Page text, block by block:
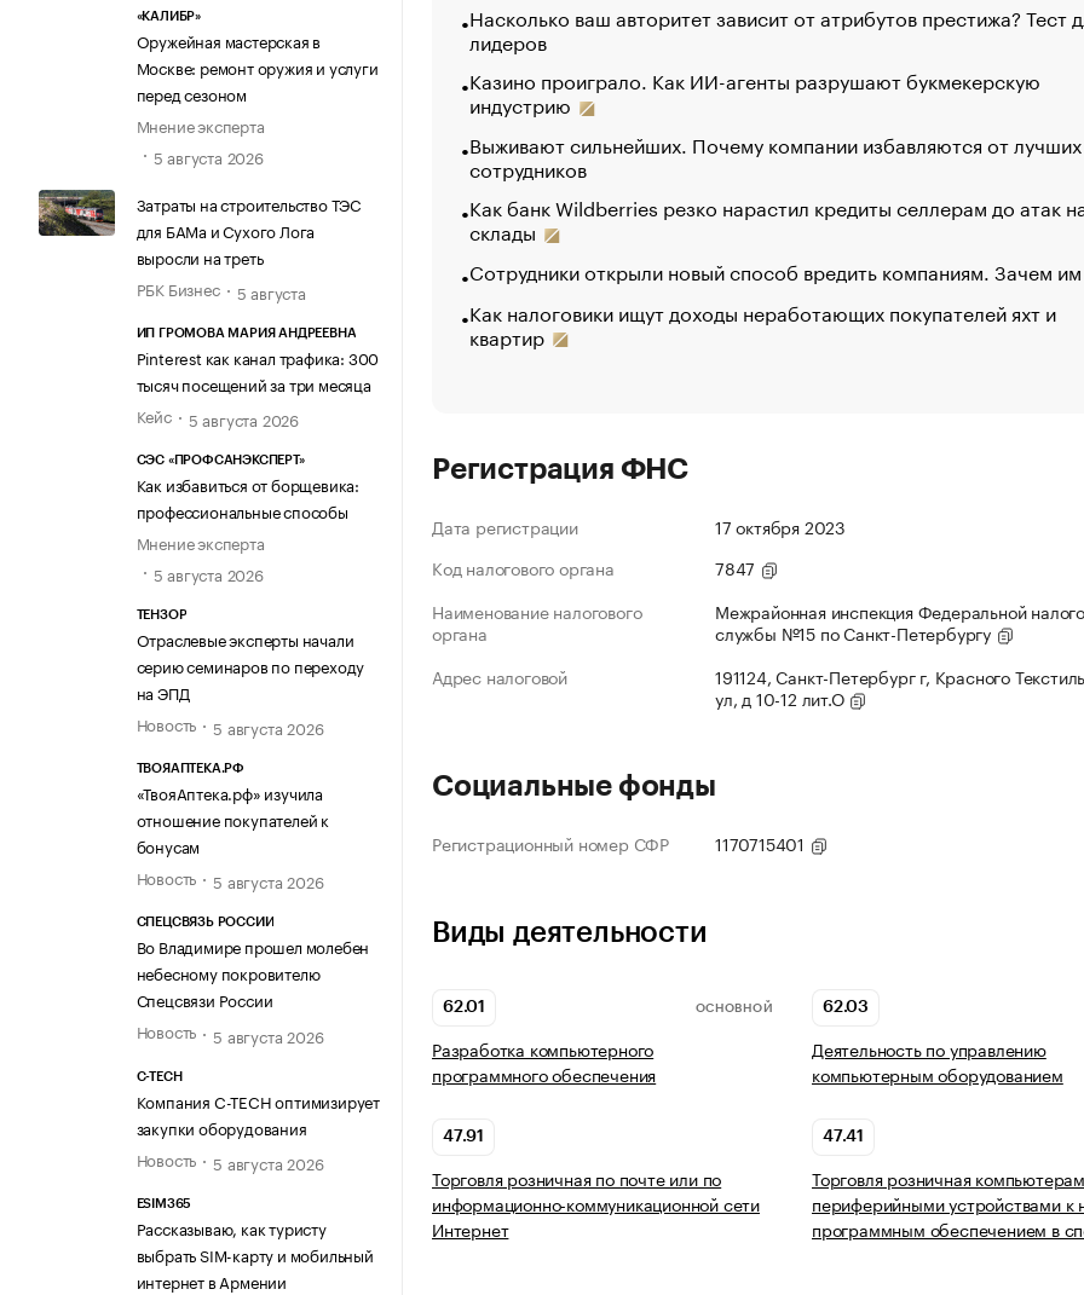
«КАЛИБР»
Оружейная мастерская в
Москве: ремонт оружия и услуги
перед сезоном
Мнение эксперта
5 августа 2026
Затраты на строительство ТЭС
для БАМа и Сухого Лога
выросли на треть
РБК Бизнес
5 августа
ИП ГРОМОВА МАРИЯ АНДРЕЕВНА
Pinterest как канал трафика: 300
тысяч посещений за три месяца
Кейс
5 августа 2026
СЭС «ПРОФСАНЭКСПЕРТ»
Как избавиться от борщевика:
профессиональные способы
Мнение эксперта
5 августа 2026
ТЕНЗОР
Отраслевые эксперты начали
серию семинаров по переходу
на ЭПД
Новость
5 августа 2026
ТВОЯАПТЕКА.РФ
«ТвояАптека.рф» изучила
отношение покупателей к
бонусам
Новость
5 августа 2026
СПЕЦСВЯЗЬ РОССИИ
Во Владимире прошел молебен
небесному покровителю
Спецсвязи России
Новость
5 августа 2026
C-TECH
Компания C-TECH оптимизирует
закупки оборудования
Новость
5 августа 2026
ESIM365
Рассказываю, как туристу
выбрать SIM-карту и мобильный
интернет в Армении
Насколько ваш авторитет зависит от атрибутов престижа? Тест
лидеров
Казино проиграло. Как ИИ-агенты разрушают букмекерскую
индустрию
Выживают сильнейших. Почему компании избавляются от лучших
сотрудников
Как банк Wildberries резко нарастил кредиты селлерам до атак
склады
Сотрудники открыли новый способ вредить компаниям. Зачем
Как налоговики ищут доходы неработающих покупателей яхт и
квартир
Регистрация ФНС
Дата регистрации
17 октября 2023
Код налогового органа
7847
Наименование налогового
органа
Межрайонная инспекция Федеральной
службы №15 по Санкт-Петербургу
Адрес налоговой
191124, Санкт-Петербург г, Красного
ул, д 10-12 лит.О
Социальные фонды
Регистрационный номер СФР 1170715401
Виды деятельности
62.01 ОСНОВНОЙ
Разработка компьютерного
программного обеспечения
62.03
Деятельность по управлению
компьютерным оборудованием
47.91
Торговля розничная по почте или по
информационно-коммуникационной сети
Интернет
47.41
Торговля розничная
периферийными устройствами к
программным обеспечением в